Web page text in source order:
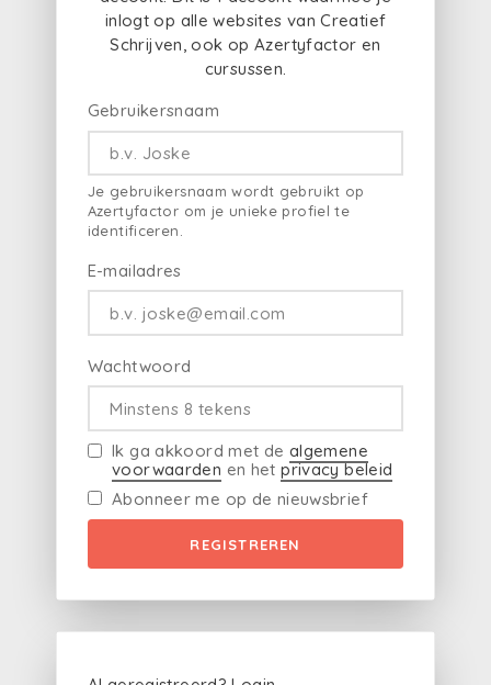
inlogt op alle websites van Creatief
Schrijven, ook op Azertyfactor en
cursussen.
Gebruikersnaam
Je gebruikersnaam wordt gebruikt op
Azertyfactor om je unieke profiel te
identificeren.
E-mailadres
Wachtwoord
Ik ga akkoord met de algemene
voorwaarden en hetprivacy beleid
Abonneer me op de nieuwsbrief
REGISTREREN